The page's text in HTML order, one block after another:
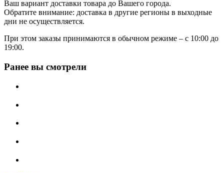
Ваш вариант доставки товара до Вашего города.
Обратите внимание: доставка в другие регионы в выходные
дни не осуществляется.
При этом заказы принимаются в обычном режиме – с 10:00 до
19:00.
Ранее вы смотрели